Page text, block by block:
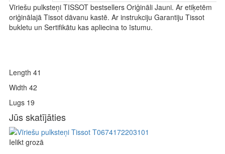
Vīriešu pulksteņi TISSOT bestsellers Oriģināli Jauni. Ar etiķetēm
oriģinālajā Tissot dāvanu kastē. Ar instrukciju Garantiju Tissot
bukletu un Sertifikātu kas apliecina to īstumu.
Length 41
Width 42
Lugs 19
Jūs skatījāties
Ielikt grozā